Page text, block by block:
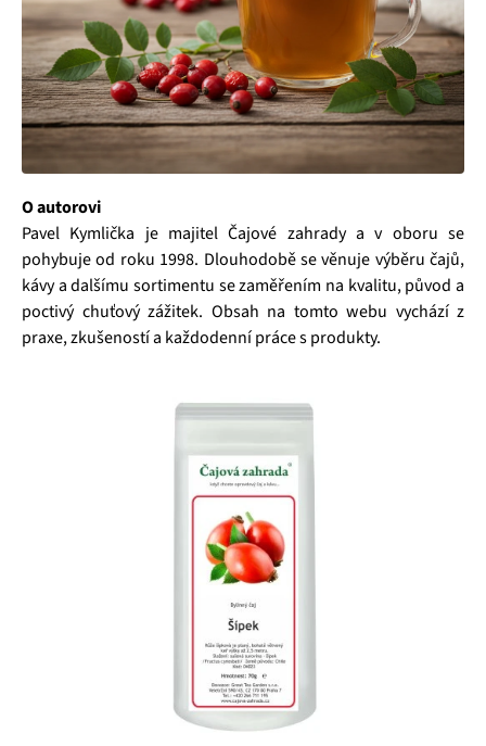
O autorovi
Pavel Kymlička je majitel Čajové zahrady a v oboru se
pohybuje od roku 1998. Dlouhodobě se věnuje výběru čajů,
kávy a dalšímu sortimentu se zaměřením na kvalitu, původ a
poctivý chuťový zážitek. Obsah na tomto webu vychází z
praxe, zkušeností a každodenní práce s produkty.